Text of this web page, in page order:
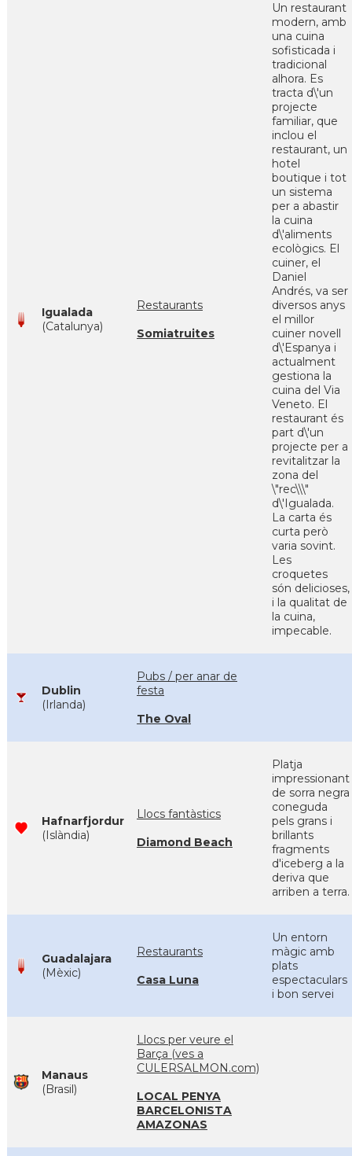
Igualada
(Catalunya)
Restaurants
Somiatruites
Un restaurant
modern, amb
una cuina
sofisticada i
tradicional
alhora. Es
tracta d\'un
projecte
familiar, que
inclou el
restaurant, un
hotel
boutique i tot
un sistema
per a abastir
la cuina
d\'aliments
ecològics. El
cuiner, el
Daniel
Andrés, va ser
diversos anys
el millor
cuiner novell
d\'Espanya i
actualment
gestiona la
cuina del Via
Veneto. El
restaurant és
part d\'un
projecte per a
revitalitzar la
zona del
\"rec\\\"
d\'Igualada.
La carta és
curta però
varia sovint.
Les
croquetes
són delicioses,
i la qualitat de
la cuina,
impecable.
Dublin
(Irlanda)
Pubs / per anar de
festa
The Oval
Hafnarfjordur
(Islàndia)
Llocs fantàstics
Diamond Beach
Platja
impressionant
de sorra negra
coneguda
pels grans i
brillants
fragments
d'iceberg a la
deriva que
arriben a terra.
Guadalajara
(Mèxic)
Restaurants
Casa Luna
Un entorn
màgic amb
plats
espectaculars
i bon servei
Manaus
(Brasil)
Llocs per veure el
Barça (ves a
CULERSALMON.com)
LOCAL PENYA
BARCELONISTA
AMAZONAS